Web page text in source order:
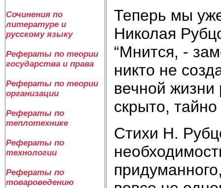
Сочинения по
литературе и
русскому языку
Рефераты по теории
государства и права
Рефераты по теории
организации
Рефераты по
теплотехнике
Рефераты по
технологии
Рефераты по
товароведению
Теперь мы
Николая
“Мнится, -
никто не
вечной жизни
скрыто,
Стихи Н.